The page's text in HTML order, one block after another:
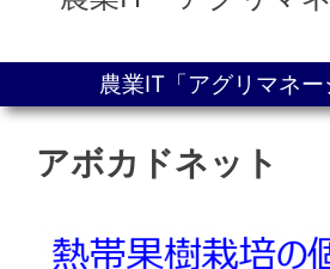
農業IT「アグリマネ
アボカドネット